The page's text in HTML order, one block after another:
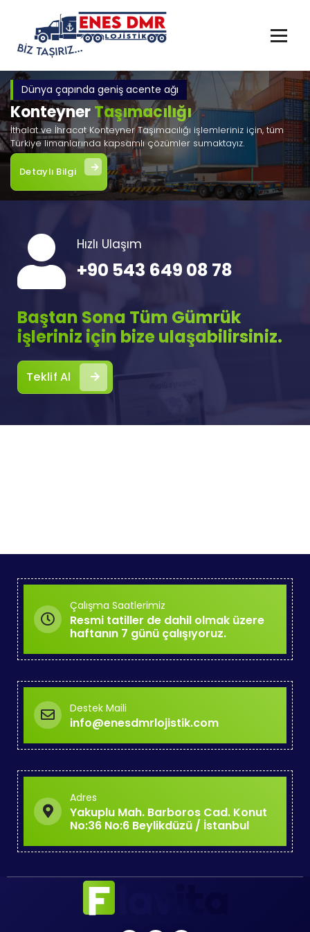
Dünya çapında geniş acente ağı
KonteynerTaşımacılığı
İthalat ve İhracat Konteyner Taşımacılığı işlemleriniz için, tüm
Türkiye limanlarında kapsamlı çözümler sumaktayız.
Detaylı Bilgi
Hızlı Ulaşım
+90 543 649 08 78
Baştan Sona Tüm Gümrük
işleriniz için bize ulaşabilirsiniz.
Teklif Al
Çalışma Saatlerimiz
Resmi tatiller de dahil olmak üzere
haftanın 7 günü çalışıyoruz.
Destek Maili
info@enesdmrlojistik.com
Adres
Yakuplu Mah. Barboros Cad. Konut
No:36 No:6 Beylikdüzü / İstanbul